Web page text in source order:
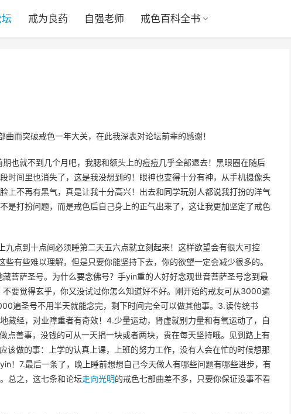
戒为良药 自强老师 戒色百科全书
而突破戒色一年大关，在此我深表对论坛前辈的感谢！
也就不到几个月吧，我腮和额头上的痘痘几乎全部退去！黑眼圈在随后
时间里也消失了，这是我没想到的！眼神也变得十分有神，从手机摄像头
上不再有黑气，真是让我十分高兴！出去和同学玩别人都说我打扮的洋气
是打扮问题，而是戒色后自己身上的正气出来了，这让我更加坚定了戒色
点到十点间必须睡第二天五六点就立刻起来！这样欲望会有很大可控
有些难以理解，但是只要你能坚持下去，你的欲望一定会减少很多的。
菩萨圣号。为什么要念佛号？手yin重的人好好念观世音菩萨圣号念到最
要觉得玄乎，你又没试过你怎么知道好不好。刚开始的戒友可从3000遍
遍圣号不用半天就能念完，剩下时间完全可以做其他事。3.读传统书
藏经，对业障重者有奇效！4.少量运动，肾虚就别力量和有氧运动了，自
点善事，没钱的可从一天捐一块或者两块，贵在每天坚持哦。见到路上有
该做的事：上学的认真上课，上班的努力工作，没有人会在忙的时候想那
！7.最后一条了，晚上睡前想想自己今天做人有哪些问题有哪些进步，有
总之，这七条和论坛走向光明的戒色七部曲差不多，只要你保证没事不看